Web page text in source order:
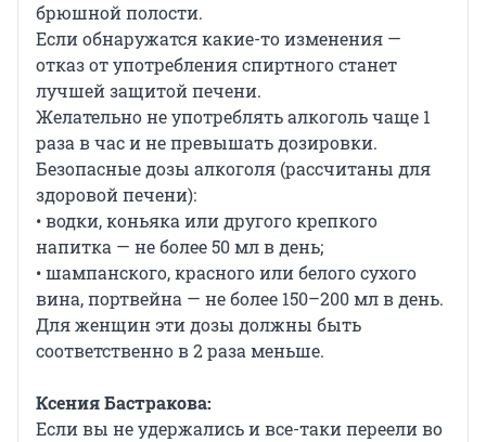
брюшной полости.
Если обнаружатся какие-то изменения —
отказ от употребления спиртного станет
лучшей защитой печени.
Желательно не употреблять алкоголь чаще 1
раза в час и не превышать дозировки.
Безопасные дозы алкоголя (рассчитаны для
здоровой печени):
• водки, коньяка или другого крепкого
напитка — не более 50 мл в день;
• шампанского, красного или белого сухого
вина, портвейна — не более 150–200 мл в день.
Для женщин эти дозы должны быть
соответственно в 2 раза меньше.
Ксения Бастракова:
Если вы не удержались и все-таки переели во